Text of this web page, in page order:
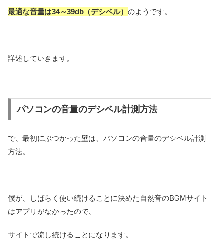
最適な音量は34～39db（デシベル） のようです。
詳述していきます。
パソコンの音量のデシベル計測方法
で、最初にぶつかった壁は、パソコンの音量のデシベル計測
方法。
僕が、しばらく使い続けることに決めた自然音のBGMサイト
はアプリがなかったので、
サイトで流し続けることになります。